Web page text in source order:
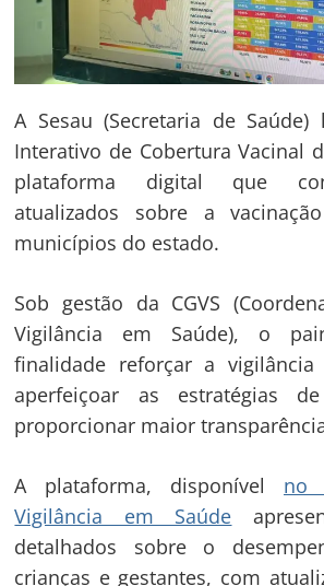
A Sesau (Secretaria de
Interativo de Cobertura Vacinal
plataforma digital que
atualizados sobre a
municípios do estado.
Sob gestão da CGVS
Vigilância em Saúde), o
finalidade reforçar a vigilância
aperfeiçoar as estratégias
proporcionar maior
A plataforma, disponível no
Vigilância em Saúde
detalhados sobre o
crianças e gestantes, com